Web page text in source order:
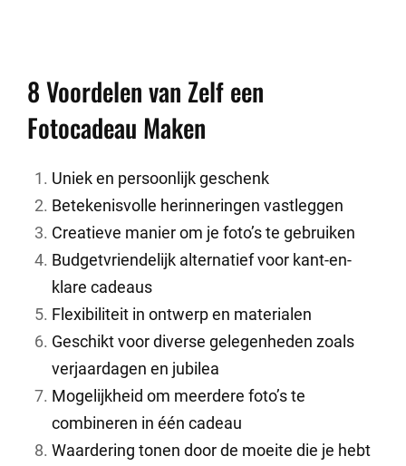
8 Voordelen van Zelf een
Fotocadeau Maken
Uniek en persoonlijk geschenk
Betekenisvolle herinneringen vastleggen
Creatieve manier om je foto’s te gebruiken
Budgetvriendelijk alternatief voor kant-en-
klare cadeaus
Flexibiliteit in ontwerp en materialen
Geschikt voor diverse gelegenheden zoals
verjaardagen en jubilea
Mogelijkheid om meerdere foto’s te
combineren in één cadeau
Waardering tonen door de moeite die je hebt